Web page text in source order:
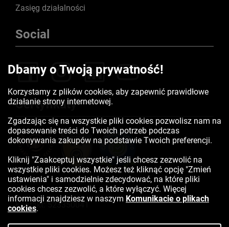
Zasięg działalności
Social
Certyfikaty
Kontakt:523350041
Dbamy o Twoją prywatność!
Korzystamy z plików cookies, aby zapewnić prawidłowe
działanie strony internetowej.
Zgadzając się na wszystkie pliki cookies pozwolisz nam na
dopasowanie treści do Twoich potrzeb podczas
dokonywania zakupów na podstawie Twoich preferencji.
Kliknij "Zaakceptuj wszystkie" jeśli chcesz zezwolić na
wszystkie pliki cookies. Możesz też kliknąć opcję "Zmień
ustawienia" i samodzielnie zdecydować, na które pliki
cookies chcesz zezwolić, a które wyłączyć. Więcej
informacji znajdziesz w naszym Komunikacie o plikach
cookies.